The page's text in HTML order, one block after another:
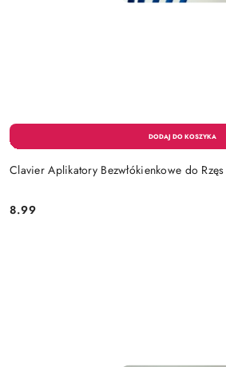
Clavier Aplikatory Bezwłókienkowe do
Cena:
8.99